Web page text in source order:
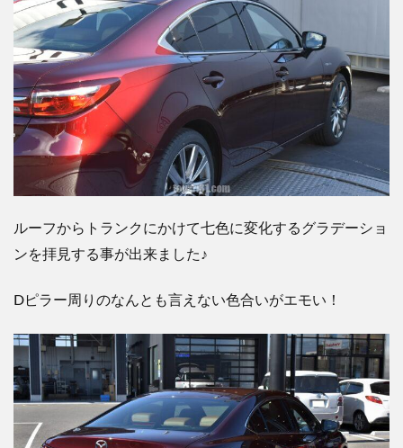
ルーフからトランクにかけて七色に変化するグラデーショ
ンを拝見する事が出来ました♪
Dピラー周りのなんとも言えない色合いがエモい！